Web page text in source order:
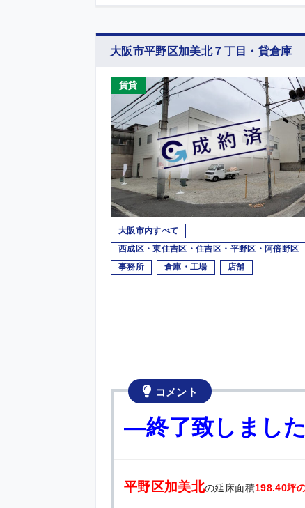
大阪市平野区加美北７丁目・貸倉庫
賃貸
大阪市内すべて
西成区・東住吉区・住吉区・平野区・阿倍野区
事務所
倉庫・工場 店舗
コメント
—終了致しまし
平野区加美北の延床面積198.40坪